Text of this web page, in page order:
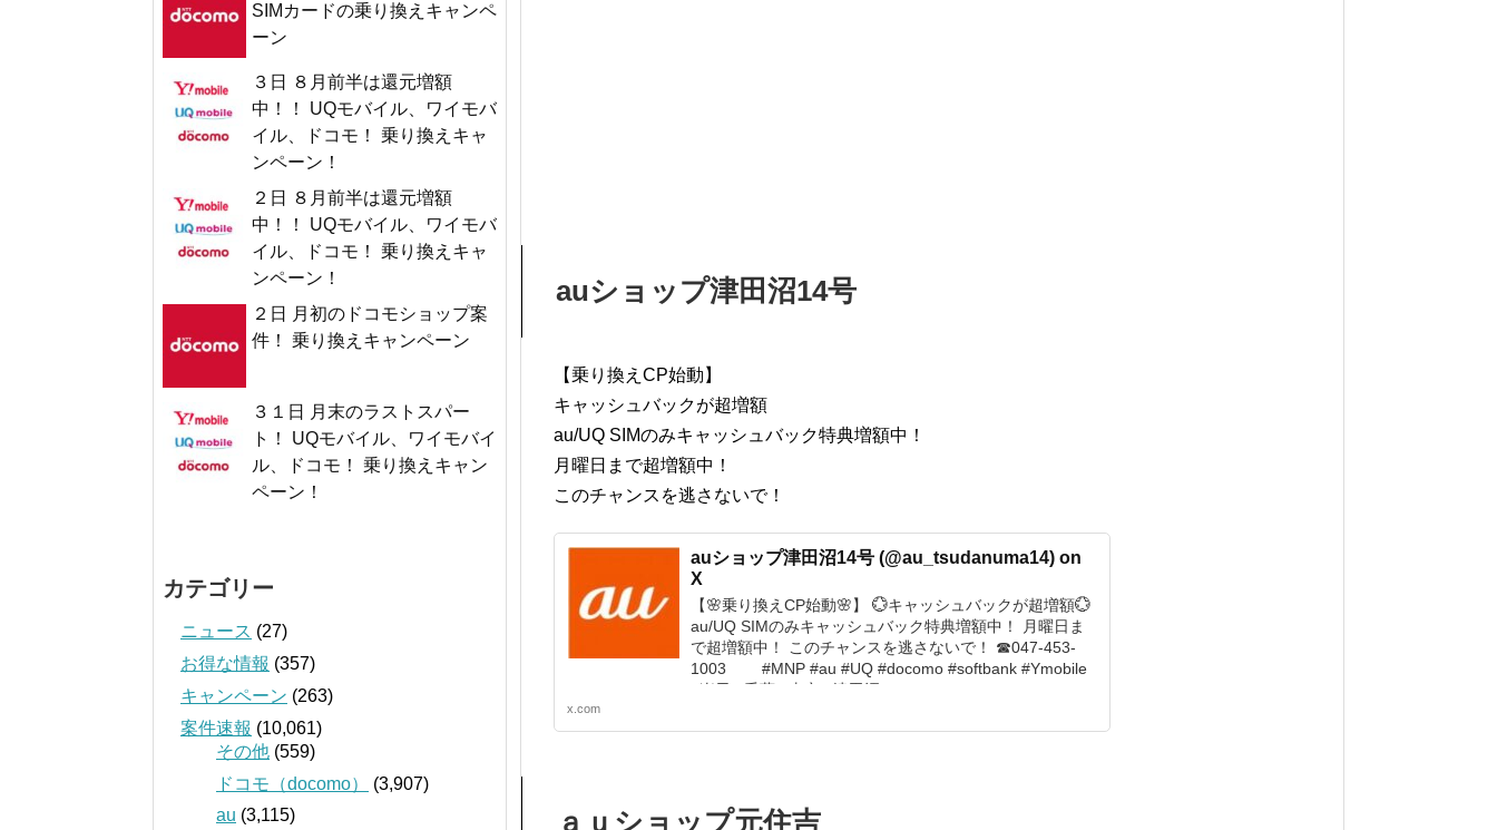
auショップ津田沼14号
【乗り換えCP始動】
キャッシュバックが超増額
au/UQ SIMのみキャッシュバック特典増額中！
月曜日まで超増額中！
このチャンスを逃さないで！
auショップ津田沼14号 (@au_tsudanuma14) on
X
【🌸乗り換えCP始動🌸】 💮キャッシュバックが超増額💮
au/UQ SIMのみキャッシュバック特典増額中！ 月曜日ま
で超増額中！ このチャンスを逃さないで！ ☎︎047-453-
1003 #MNP #au #UQ #docomo #softbank #Ymobile
#楽天 #千葉 #東京 #津田沼 #iP...
x.com
ａｕショップ元住吉
SIMカードの乗り換えキャンペ
ーン
３日 ８月前半は還元増額
中！！ UQモバイル、ワイモバ
イル、ドコモ！ 乗り換えキャ
ンペーン！
２日 ８月前半は還元増額
中！！ UQモバイル、ワイモバ
イル、ドコモ！ 乗り換えキャ
ンペーン！
２日 月初のドコモショップ案
件！ 乗り換えキャンペーン
３１日 月末のラストスパー
ト！ UQモバイル、ワイモバイ
ル、ドコモ！ 乗り換えキャン
ペーン！
カテゴリー
ニュース (27)
お得な情報 (357)
キャンペーン (263)
案件速報 (10,061)
その他 (559)
ドコモ（docomo）
(3,907)
au (3,115)